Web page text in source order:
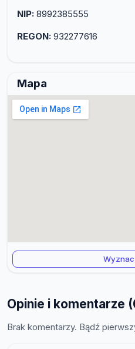
NIP: 8992385555
REGON: 932277616
Mapa
Opinie i komentarze
Brak komentarzy. Bądź